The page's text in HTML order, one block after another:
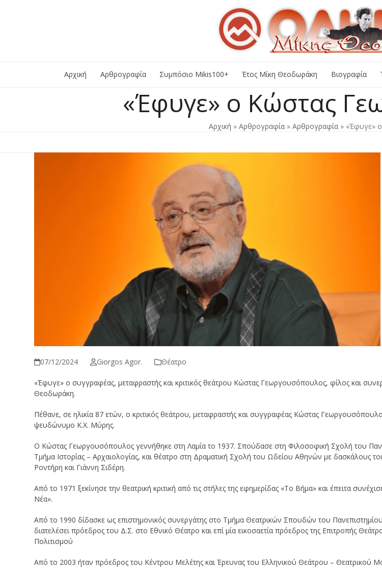
Αρχική Αρθρογραφία Συμπόσιο Mikis100+ Έτος Μίκη Θεοδωράκη Βιογραφία
«Έφυγε» ο Κώστας
Αρχική » Αρθρογραφία» Αρθρογραφία» «Έφυγε»
07/12/2024 Giorgos Agor. Θέατρο
«Έφυγε» ο συγγραφέας, μεταφραστής και κριτικός θεάτρου Κώστας Γεωργουσόπουλος, φίλος και
Θεοδωράκη.
Πέθανε, σε ηλικία 87 ετών, ο κριτικός θεάτρου, μεταφραστής και συγγραφέας Κώστας
ψευδώνυμο Κ.Χ. Μύρης.
Ο Κώστας Γεωργουσόπουλος γεννήθηκε στη Λαμία το 1937. Σπούδασε στη Φιλοσοφική Σχολή του
Τμήμα Ιστορίας – Αρχαιολογίας, και θέατρο στη Δραματική Σχολή του Ωδείου Αθηνών με δασκάλους
Ροντήρη και Γιάννη Σιδέρη.
Από το 1971 ξεκίνησε την θεατρική κριτική από τις στήλες της εφημερίδας «Το Βήμα» και έπειτα
Νέα».
Από το 1990 δίδασκε ως επιστημονικός συνεργάτης στο Τμήμα Θεατρικών Σπουδών του
διατελέσει πρόεδρος του Δ.Σ. στο Εθνικό Θέατρο και επί μία εικοσαετία πρόεδρος της Επιτροπής
Πολιτισμού
Από το 2003 ήταν πρόεδρος του Κέντρου Μελέτης και Έρευνας του Ελληνικού Θεάτρου – Θεατρικού